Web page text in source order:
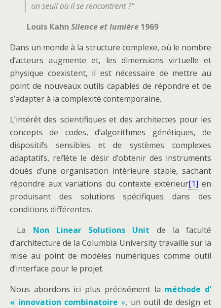
un seuil où il se rencontrent ?”
Louis Kahn Silence et lumière 1969
Dans un monde à la structure complexe, où le nombre
d’acteurs augmente et, les dimensions virtuelle et
physique coexistent, il est nécessaire de mettre au
point de nouveaux outils capables de répondre et de
s’adapter à la complexité contemporaine.
L’intérêt des scientifiques et des architectes pour les
concepts de codes, d’algorithmes génétiques, de
dispositifs sensibles et de systèmes complexes
adaptatifs, reflète le désir d’obtenir des instruments
doués d’une organisation intérieure stable, sachant
répondre aux variations du contexte extérieur[1] en
produisant des solutions spécifiques dans des
conditions différentes.
La Non LinearSolutions Unit
de la faculté
d’architecture de la Columbia University travaille sur la
mise au point de modèles numériques comme outil
d’interface pour le projet.
Nous abordons ici plus précisément la méthode d’
« innovation combinatoire », un outil de design et